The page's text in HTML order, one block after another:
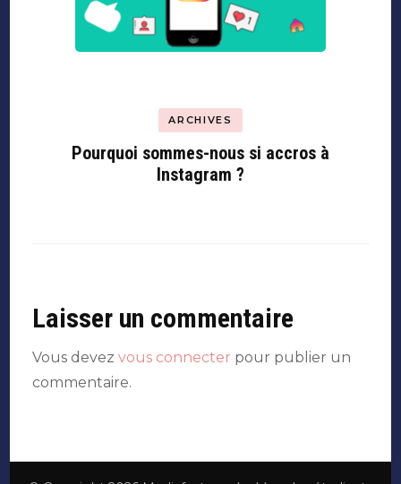
ARCHIVES
Pourquoi sommes-nous si accros à
Instagram ?
Laisser un commentaire
Vous devezvous connecter pour publier un
commentaire.